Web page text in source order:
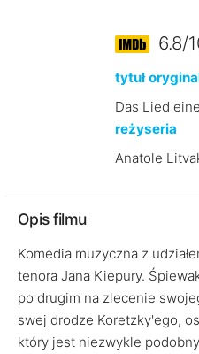
6.8/
tytuł
Das Lied
reżyseria
Anatole
Opis filmu
Komedia muzyczna z
tenora Jana Kiepury.
po drugim na zlecenie
swej drodze Koretzky'ego,
który jest niezwykle